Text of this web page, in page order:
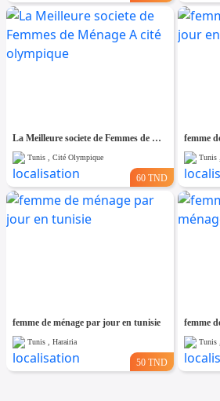
La Meilleure societe de Femmes de Ménage A cité olympique
Tunis , Cité Olympique
60 TND
femme
Tunis
femme de ménage par jour en tunisie
Tunis , Harairia
50 TND
femme
Tunis